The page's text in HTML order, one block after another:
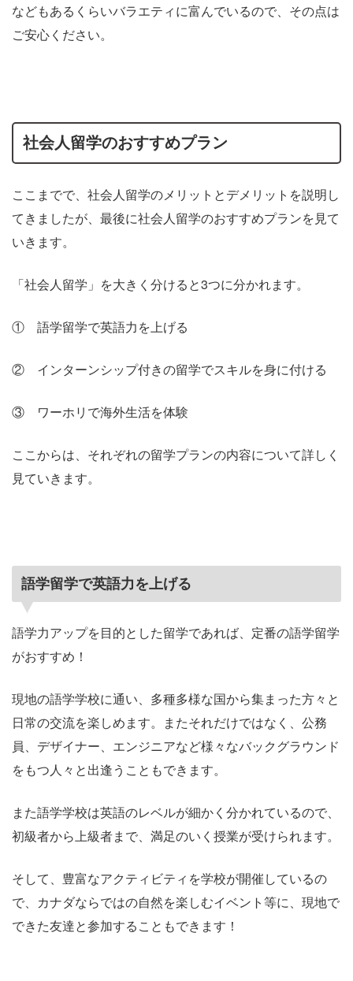
などもあるくらいバラエティに富んでいるので、その点は
ご安心ください。
社会人留学のおすすめプラン
ここまでで、社会人留学のメリットとデメリットを説明し
てきましたが、最後に社会人留学のおすすめプランを見て
いきます。
「社会人留学」を大きく分けると3つに分かれます。
① 語学留学で英語力を上げる
② インターンシップ付きの留学でスキルを身に付ける
③ ワーホリで海外生活を体験
ここからは、それぞれの留学プランの内容について詳しく
見ていきます。
語学留学で英語力を上げる
語学力アップを目的とした留学であれば、定番の語学留学
がおすすめ！
現地の語学学校に通い、多種多様な国から集まった方々と
日常の交流を楽しめます。またそれだけではなく、公務
員、デザイナー、エンジニアなど様々なバックグラウンド
をもつ人々と出逢うこともできます。
また語学学校は英語のレベルが細かく分かれているので、
初級者から上級者まで、満足のいく授業が受けられます。
そして、豊富なアクティビティを学校が開催しているの
で、カナダならではの自然を楽しむイベント等に、現地で
できた友達と参加することもできます！